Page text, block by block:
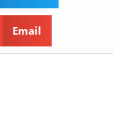
Email